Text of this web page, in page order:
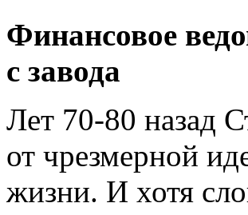
Финансовое
с завода
Лет 70-80 назад
от чрезмерной
жизни. И хотя